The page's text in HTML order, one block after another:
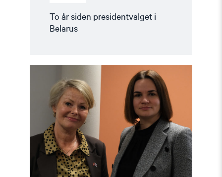
To år siden presidentvalget i
Belarus
"Tsikhanouskaja:
Ukraina
trenger
sammen"